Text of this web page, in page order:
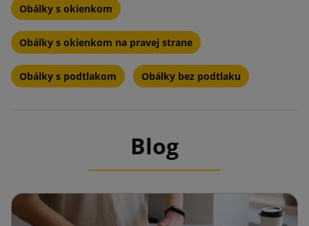
Obálky s okienkom
Obálky s okienkom na pravej strane
Obálky s podtlakom Obálky bez podtlaku
Blog